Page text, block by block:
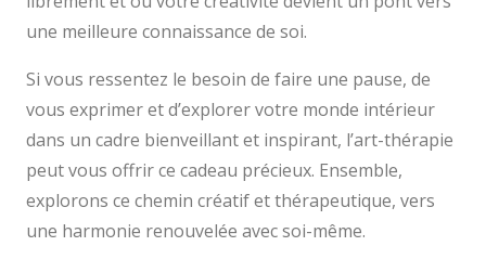
une meilleure connaissance de soi.
Si vous ressentez le besoin de faire une pause, de
vous exprimer et d’explorer votre monde intérieur
dans un cadre bienveillant et inspirant, l’art-thérapie
peut vous offrir ce cadeau précieux. Ensemble,
explorons ce chemin créatif et thérapeutique, vers
une harmonie renouvelée avec soi-même.